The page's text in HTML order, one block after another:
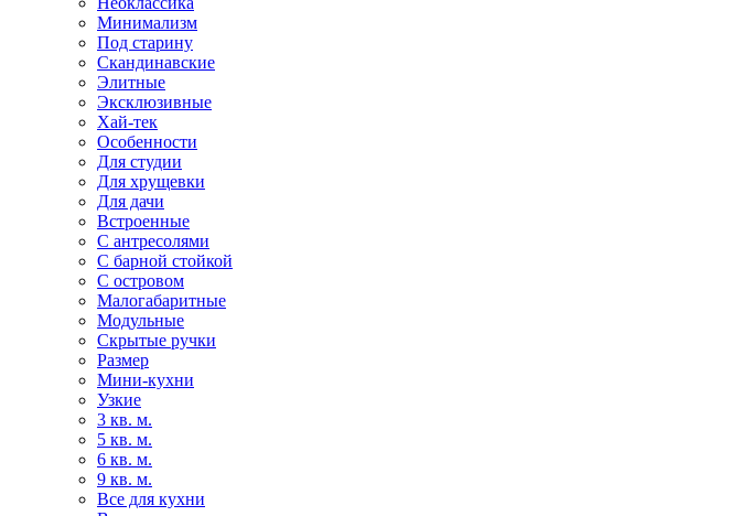
Минимализм
Под старину
Скандинавские
Элитные
Эксклюзивные
Хай-тек
Особенности
Для студии
Для хрущевки
Для дачи
Встроенные
С антресолями
С барной стойкой
С островом
Малогабаритные
Модульные
Скрытые ручки
Размер
Мини-кухни
Узкие
3 кв. м.
5 кв. м.
6 кв. м.
9 кв. м.
Все для кухни